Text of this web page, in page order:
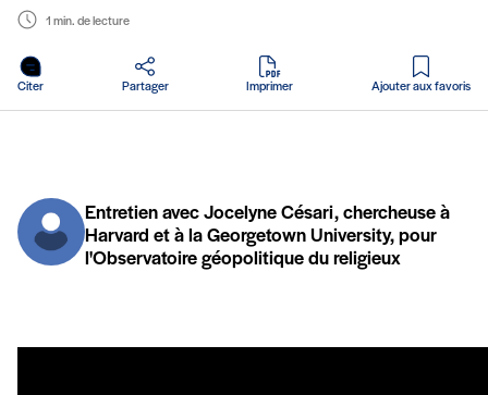
1 min. de lecture
Citer Partager Imprimer
en PDF
Ajouter aux favoris
Entretien avec Jocelyne Césari, chercheuse à
Harvard et à la Georgetown University, pour
l'Observatoire géopolitique du religieux